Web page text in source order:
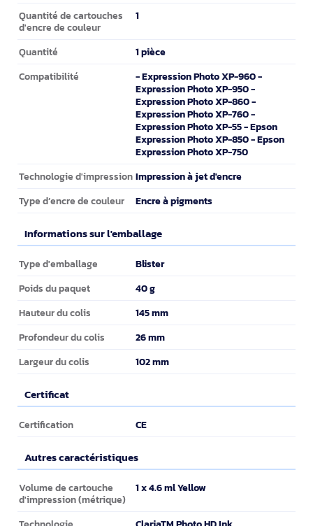
Quantité de cartouches
d'encre de couleur
1
Quantité 1 pièce
Compatibilité
- Expression Photo XP-960 -
Expression Photo XP-950 -
Expression Photo XP-860 -
Expression Photo XP-760 -
Expression Photo XP-55 - Epson
Expression Photo XP-850 - Epson
Expression Photo XP-750
Technologie d'impression Impression à jet d'encre
Type d’encre de couleur Encre à pigments
Informations sur l'emballage
Informations sur l'emballage
Type d'emballage Blister
Poids du paquet 40 g
Hauteur du colis 145 mm
Profondeur du colis 26 mm
Largeur du colis 102 mm
Certificat
Certificat
Certification CE
Autres caractéristiques
Autres caractéristiques
Volume de cartouche
d'impression (métrique)
1 x 4.6 ml Yellow